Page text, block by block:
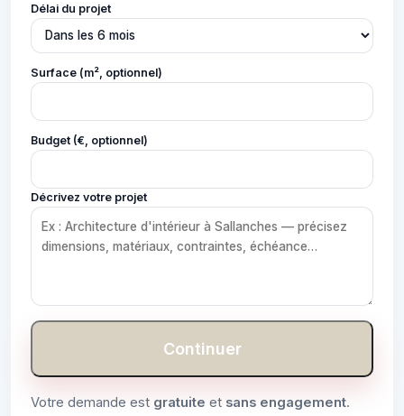
Délai du projet
Surface (m², optionnel)
Budget (€, optionnel)
Décrivez votre projet
Continuer
Votre demande est gratuite et sans engagement.